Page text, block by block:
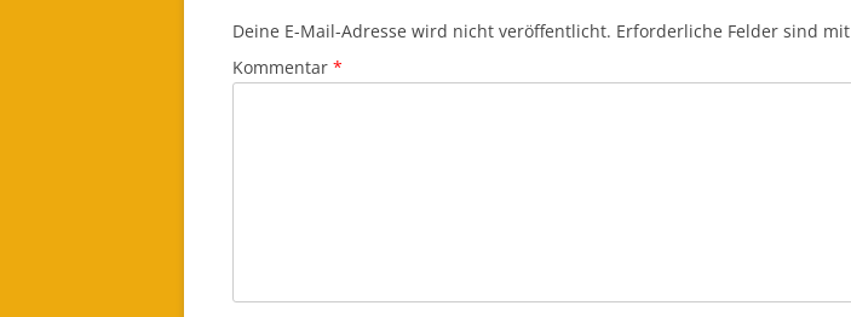
Deine E-Mail-Adresse wird nicht veröffentlicht. Erforderliche Felder sind mit
Kommentar *